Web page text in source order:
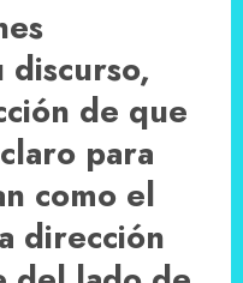
discurso,
de que
para
como el
dirección